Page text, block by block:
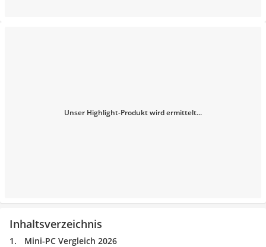
Unser Highlight-Produkt wird ermittelt...
Inhaltsverzeichnis
Mini-PC Vergleich 2026